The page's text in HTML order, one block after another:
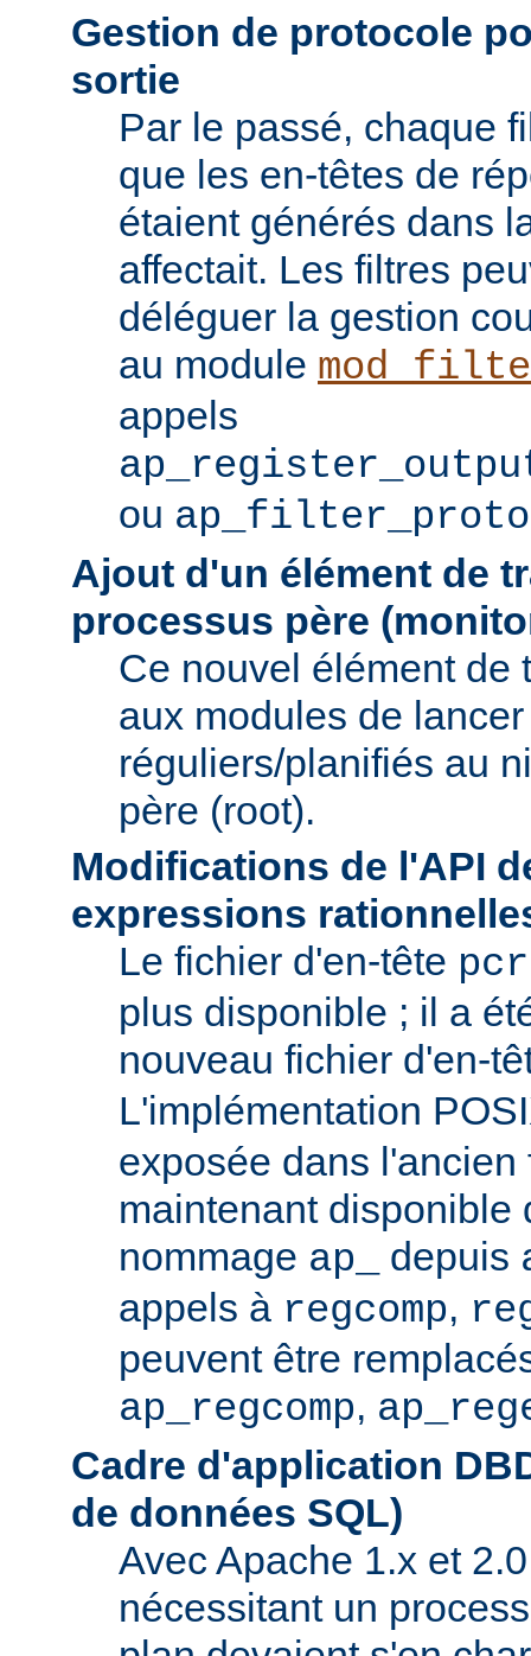
Gestion de protocole
sortie
Par le passé, chaque
que les en-têtes de
étaient générés dans
affectait. Les filtres
déléguer la gestion
au module
appels
ou
Ajout d'un élément de
processus père
Ce nouvel élément de
aux modules de
réguliers/planifiés au
père (root).
Modifications de l'API
expressions
Le fichier d'en-tête
plus disponible ; il a
nouveau fichier d'en-
L'implémentation
exposée dans
maintenant disponible
nommage ap_ depuis
appels à regcomp,
peuvent être
ap_regcomp,
Cadre d'application
de données SQL)
Avec Apache 1.x et
nécessitant un